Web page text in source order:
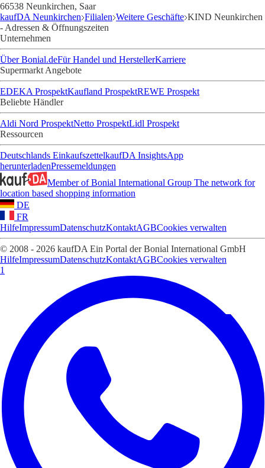
66538 Neunkirchen, Saar
kaufDA Neunkirchen Filialen Weitere Geschäfte KIND Neunkirchen
- Adressen & Öffnungszeiten
Unternehmen
Über Bonial.deFür Handel und HerstellerKarriere
Supermarkt Angebote
EDEKA ProspektKaufland ProspektREWE Prospekt
Beliebte Händler
Aldi Nord ProspektNetto ProspektLidl Prospekt
Ressourcen
Deutschlands EinkaufszettelkaufDA InsightsApp
herunterladenPressemeldungen
Member of Bonial International Group The network for
location based shopping information
DE
FR
HilfeImpressumDatenschutzKontaktAGBCookies verwalten
© 2008 - 2026 kaufDA Ein Portal der Bonial International GmbH
HilfeImpressumDatenschutzKontaktAGBCookies verwalten
1